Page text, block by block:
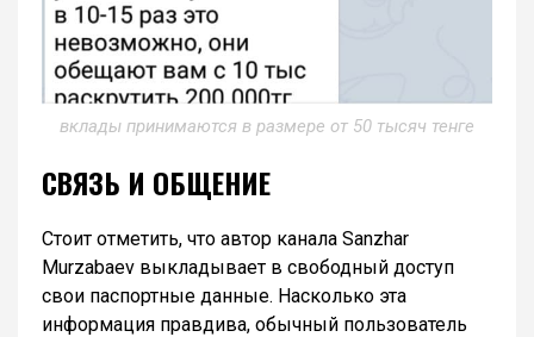
вклады принимаются в размере от 50 тысяч тенге
СВЯЗЬ И ОБЩЕНИЕ
Стоит отметить, что автор канала Sanzhar
Murzabaev выкладывает в свободный доступ
свои паспортные данные. Насколько эта
информация правдива, обычный пользователь